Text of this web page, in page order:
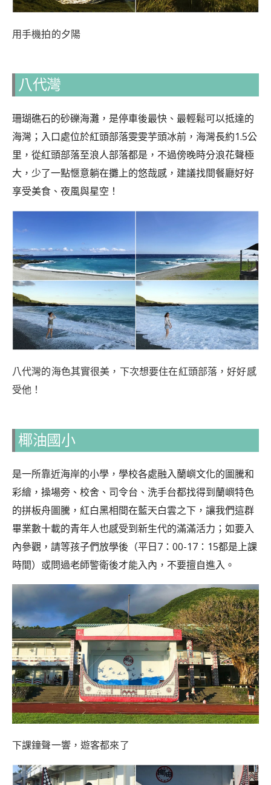
用手機拍的夕陽
八代灣
珊瑚礁石的砂礫海灘，是停車後最快、最輕鬆可以抵達的
海灣；入口處位於紅頭部落雯雯芋頭冰前，海灣長約1.5公
里，從紅頭部落至浪人部落都是，不過傍晚時分浪花聲極
大，少了一點愜意躺在攤上的悠哉感，建議找間餐廳好好
享受美食、夜風與星空！
八代灣的海色其實很美，下次想要住在紅頭部落，好好感
受他！
椰油國小
是一所靠近海岸的小學，學校各處融入蘭嶼文化的圖騰和
彩繪，操場旁、校舍、司令台、洗手台都找得到蘭嶼特色
的拼板舟圖騰，紅白黑相間在藍天白雲之下，讓我們這群
畢業數十載的青年人也感受到新生代的滿滿活力；如要入
內參觀，請等孩子們放學後（平日7：00-17：15都是上課
時間）或問過老師警衛後才能入內，不要擅自進入。
下課鐘聲一響，遊客都來了